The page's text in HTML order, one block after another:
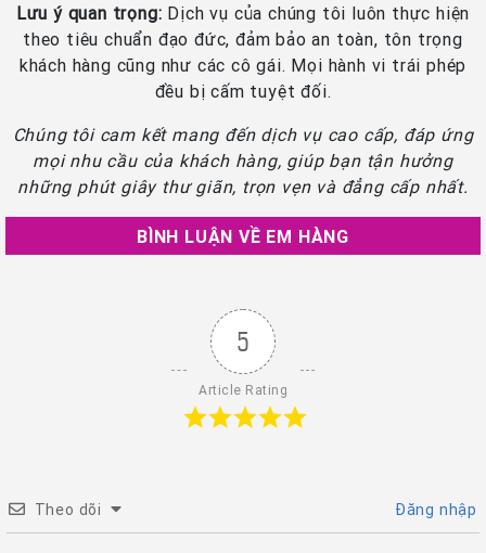
Lưu ý quan trọng: Dịch vụ của chúng tôi luôn thực hiện
theo tiêu chuẩn đạo đức, đảm bảo an toàn, tôn trọng
khách hàng cũng như các cô gái. Mọi hành vi trái phép
đều bị cấm tuyệt đối.
Chúng tôi cam kết mang đến dịch vụ cao cấp, đáp ứng
mọi nhu cầu của khách hàng, giúp bạn tận hưởng
những phút giây thư giãn, trọn vẹn và đẳng cấp nhất.
BÌNH LUẬN VỀ EM HÀNG
5
Article Rating
Theo dõi Đăng nhập